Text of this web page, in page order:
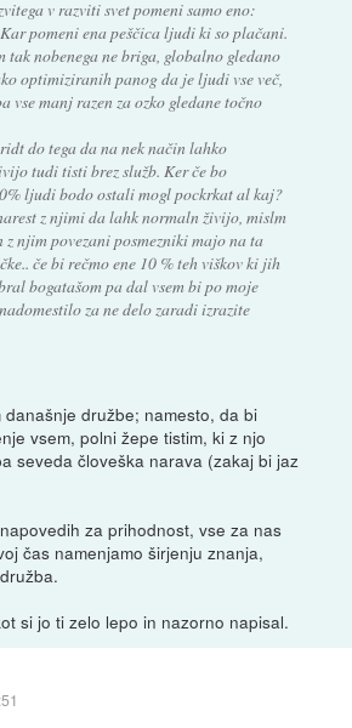
v razviti svet pomeni samo eno:
pomeni ena peščica ljudi ki so plačani.
tak nobenega ne briga, globalno gledano
optimiziranih panog da je ljudi vse več,
vse manj razen za ozko gledane točno
do tega da na nek način lahko
tudi tisti brez služb. Ker če bo
ljudi bodo ostali mogl pockrkat al kaj?
z njimi da lahk normaln živijo, mislm
njim povezani posmezniki majo na ta
če bi rečmo ene 10 % teh viškov ki jih
bogatašom pa dal vsem bi po moje
za ne delo zaradi izrazite
družbe; namesto, da bi
vsem, polni žepe tistim, ki z njo
seveda človeška narava (zakaj bi jaz
za prihodnost, vse za nas
čas namenjamo širjenju znanja,
si jo ti zelo lepo in nazorno napisal.